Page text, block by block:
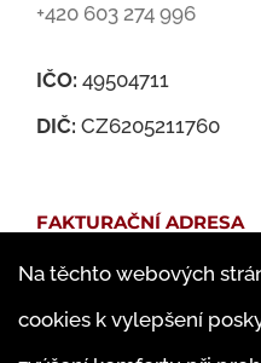
+420 603 274 996
IČO: 49504711
DIČ: CZ6205211760
FAKTURAČNÍ ADRESA
Famfulíkova 1143/13
Na těchto webových
cookies k vylepšení